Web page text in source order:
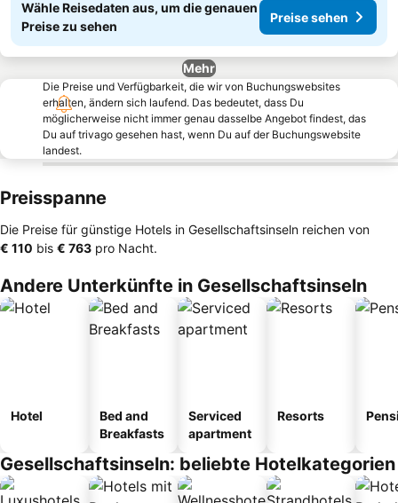
Wähle Reisedaten aus, um die genauen
Preise zu sehen
Preise sehen
Mehr
Die Preise und Verfügbarkeit, die wir von Buchungswebsites
erhalten, ändern sich laufend. Das bedeutet, dass Du
möglicherweise nicht immer genau dasselbe Angebot findest, das
Du auf trivago gesehen hast, wenn Du auf der Buchungswebsite
landest.
Preisspanne
Die Preise für günstige Hotels in Gesellschaftsinseln reichen von
‎€ 110 bis ‎€ 763 pro Nacht.
Andere Unterkünfte in Gesellschaftsinseln
Hotel
Bed and
Breakfasts
Serviced
apartment
Resorts
Gesellschaftsinseln: beliebte Hotelkategorien